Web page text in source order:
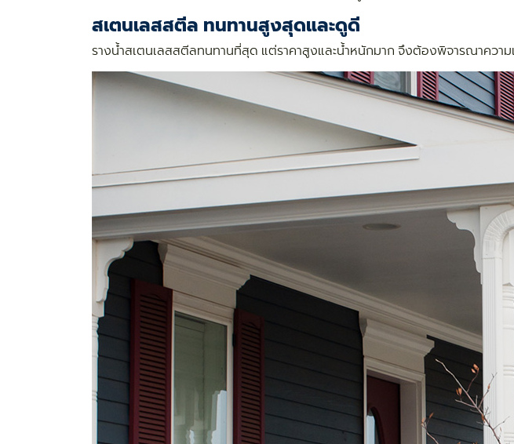
สเตนเลสสตีล ทนทานสูงสุดและดูดี
รางน้ำสเตนเลสสตีลทนทานที่สุด แต่ราคาสูงและน้ำหนักมาก จึงต้องพิจารณาควา